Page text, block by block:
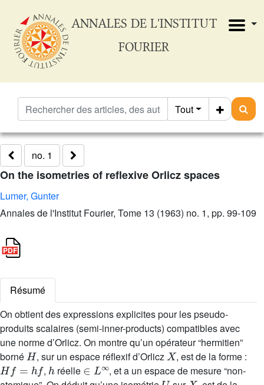
ANNALES DE L'INSTITUT
FOURIER
Tout
no. 1
On the isometries of reflexive Orlicz spaces
Lumer, Gunter
Annales de l'Institut Fourier, Tome 13 (1963) no. 1, pp. 99-109
Résumé
On obtient des expressions explicites pour les pseudo-
produits scalaires (semi-inner-products) compatibles avec
une norme d’Orlicz. On montre qu’un opérateur “hermitien”
borné
H
, sur un espace réflexif d’Orlicz
X
, est de la forme :
Hf=hf
,
h
réelle
∈L∞
, et a un espace de mesure “non-
U X